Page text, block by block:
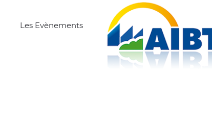
Les Evènements